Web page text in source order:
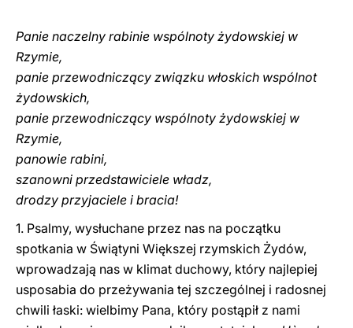
Panie naczelny rabinie wspólnoty żydowskiej w
Rzymie,
panie przewodniczący związku włoskich wspólnot
żydowskich,
panie przewodniczący wspólnoty żydowskiej w
Rzymie,
panowie rabini,
szanowni przedstawiciele władz,
drodzy przyjaciele i bracia!
1. Psalmy, wysłuchane przez nas na początku
spotkania w Świątyni Większej rzymskich Żydów,
wprowadzają nas w klimat duchowy, który najlepiej
usposabia do przeżywania tej szczególnej i radosnej
chwili łaski: wielbimy Pana, który postąpił z nami